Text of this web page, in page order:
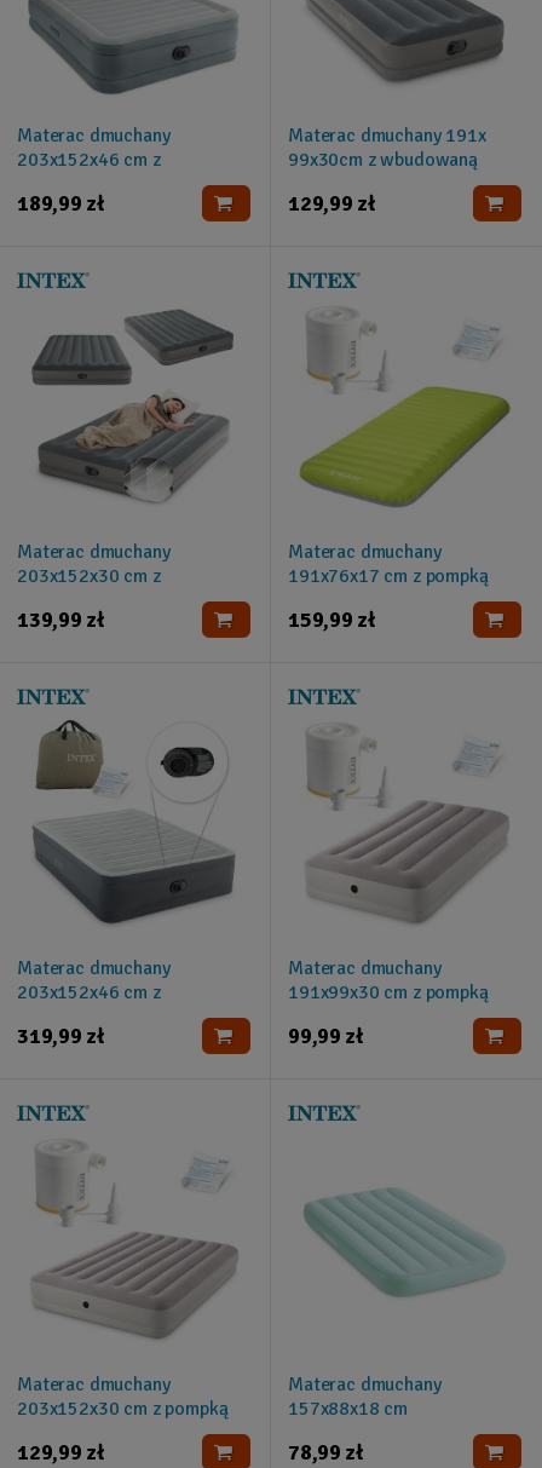
Materac dmuchany
203x152x46 cm z
elektryczną INTEX 64824ND
189,99 zł
Materac dmuchany 191x
99x30cm z wbudowaną
pompką elektryczną INTEX
64112
129,99 zł
Materac dmuchany
203x152x30 cm z
elektryczną INTEX 64114
139,99 zł
Materac dmuchany
191x76x17 cm z pompką
elektryczną INTEX 64097
159,99 zł
Materac dmuchany
203x152x46 cm z
elektryczną INTEX 64906ND
319,99 zł
Materac dmuchany
191x99x30 cm z pompką
elektryczną INTEX 64177
99,99 zł
Materac dmuchany
203x152x30 cm z pompką
elektryczną INTEX 64179
129,99 zł
Materac dmuchany
157x88x18 cm
jednoosobowy INTEX 66803
78,99 zł